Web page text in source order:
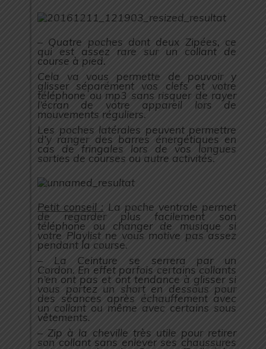
– Quatre poches dont deux Zipées, ce
qui est assez rare sur un collant de
course à pied.
Cela va vous permette de pouvoir y
glisser séparément vos clefs et votre
téléphone ou mp3 sans risquer de rayer
l’écran de votre appareil lors de
mouvements réguliers.
Les poches latérales peuvent permettre
d’y ranger des barres énergétiques en
cas de fringales lors de vos longues
sorties de courses ou autre activités.
Petit conseil : La poche ventrale permet
de regarder plus facilement son
téléphone ou changer de musique si
votre Playlist ne vous motive pas assez
pendant la course.
– La Ceinture se serrera par un
Cordon. En effet parfois certains collants
n’en ont pas et ont tendance à glisser si
vous portez un short en dessous pour
des séances après échauffement avec
un collant ou même avec certains sous
vêtements.
– Zip à la cheville très utile pour retirer
son collant sans enlever ses chaussures